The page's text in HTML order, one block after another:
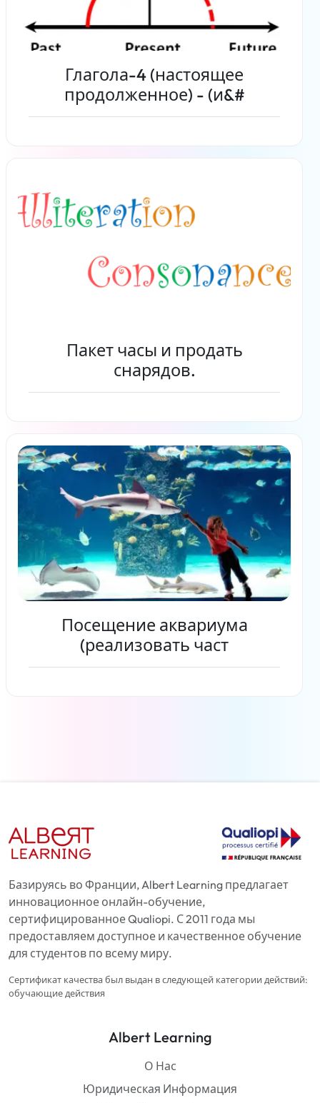
Глагола-4 (настоящее
продолженное) - (и&#
Пакет часы и продать
снарядов.
Читать дальше
Посещение аквариума
(реализовать част
Базируясь во Франции, Albert Learning предлагает
инновационное онлайн-обучение,
сертифицированное Qualiopi. С 2011 года мы
предоставляем доступное и качественное обучение
для студентов по всему миру.
Сертификат качества был выдан в следующей категории действий:
обучающие действия
Albert Learning
О Нас
Юридическая Информация